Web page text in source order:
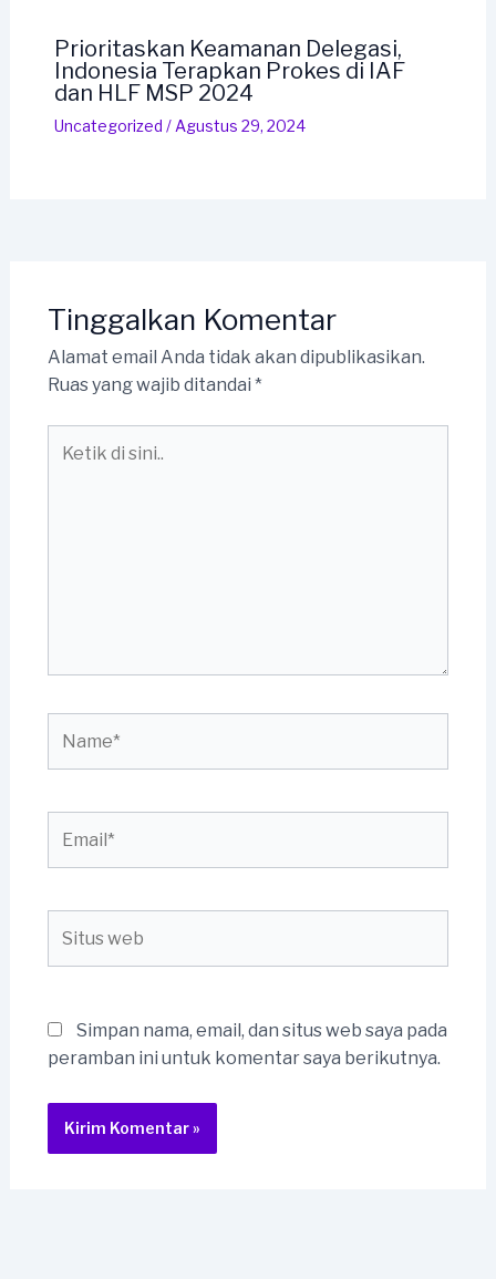
Prioritaskan Keamanan Delegasi,
Indonesia Terapkan Prokes di IAF
dan HLF MSP 2024
Uncategorized / Agustus 29, 2024
Tinggalkan Komentar
Alamat email Anda tidak akan dipublikasikan.
Ruas yang wajib ditandai *
web
Simpan nama, email, dan situs web saya pada
peramban ini untuk komentar saya berikutnya.